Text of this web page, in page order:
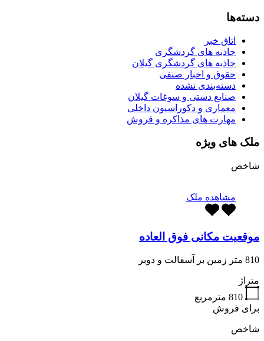
دسته‌ها
اتاق خبر
جاذبه های گردشگری
جاذبه های گردشگری گیلان
حقوق و اخبار صنفی
دسته‌بندی نشده
صنایع دستی و سوغات گیلان
معماری و دکوراسیون داخلی
مهارت های مذاکره و فروش
ملک های ویژه
شاخص
مشاهده ملک
موقعیت مکانی فوق العاده
810 متر زمین بر آسفالت و دوبر
متراژ
810 مترمربع
برای فروش
شاخص